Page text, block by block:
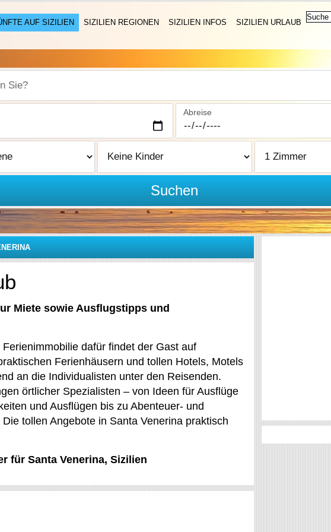
AUF SIZILIEN SIZILIEN REGIONEN SIZILIEN INFOS SIZILIEN URLAUB
Abreise
Suchen
Miete sowie Ausflugstipps und
dafür findet der Gast auf
Ferienhäusern und tollen Hotels, Motels
an die Individualisten unter den Reisenden.
örtlicher Spezialisten – von Ideen für Ausflüge
und Ausflügen bis zu Abenteuer- und
tollen Angebote in Santa Venerina praktisch
für Santa Venerina, Sizilien